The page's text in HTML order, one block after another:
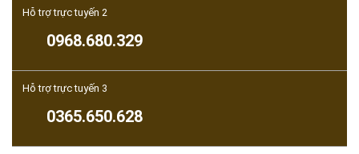
Hỗ trợ trực tuyến 2
0968.680.329
Hỗ trợ trực tuyến 3
0365.650.628